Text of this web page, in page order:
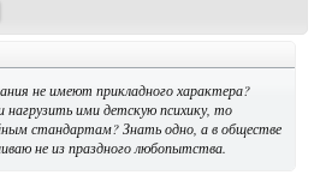
не имеют прикладного характера?
ими детскую психику, то
стандартам? Знать одно, а в обществе
не из праздного любопытства.